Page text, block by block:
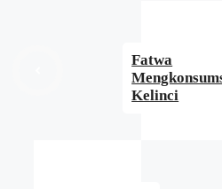
Fatwa
Kelinci